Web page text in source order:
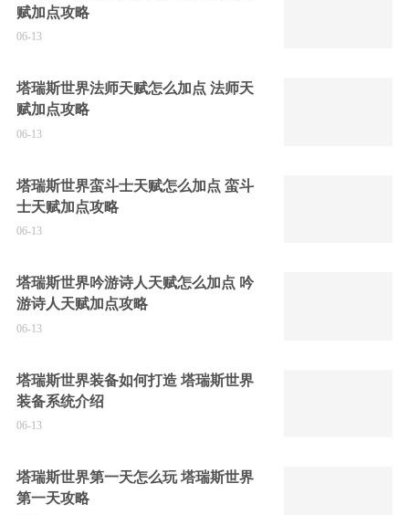
赋加点攻略
06-13
塔瑞斯世界法师天赋怎么加点 法师天
赋加点攻略
06-13
塔瑞斯世界蛮斗士天赋怎么加点 蛮斗
士天赋加点攻略
06-13
塔瑞斯世界吟游诗人天赋怎么加点 吟
游诗人天赋加点攻略
06-13
塔瑞斯世界装备如何打造 塔瑞斯世界
装备系统介绍
06-13
塔瑞斯世界第一天怎么玩 塔瑞斯世界
第一天攻略